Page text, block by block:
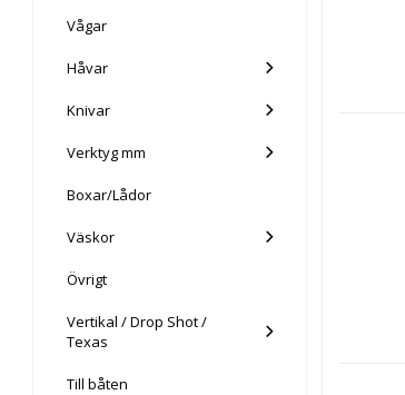
Vågar
Håvar
Knivar
Verktyg mm
Boxar/Lådor
Väskor
Övrigt
Vertikal / Drop Shot /
Texas
Till båten